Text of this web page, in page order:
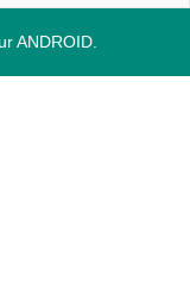
ANDROID.